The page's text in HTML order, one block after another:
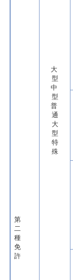
第
二
種
免
許
大
型
中
型
普
通
大
型
特
殊